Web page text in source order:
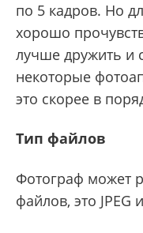
по 5 кадров. Но
хорошо
лучше дружить и
некоторые
это скорее в
Тип файлов
Фотограф может
файлов, это JPEG